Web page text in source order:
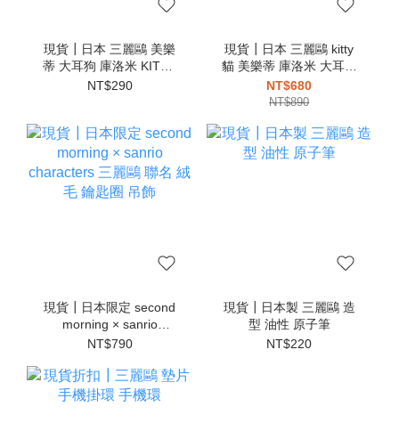
現貨┃日本 三麗鷗 美樂
蒂 大耳狗 庫洛米 KITTY
帕恰狗 伸縮 鑰匙圈
NT$290
現貨┃日本 三麗鷗 kitty
貓 美樂蒂 庫洛米 大耳狗
計算機
NT$680
NT$890
現貨┃日本限定 second
morning × sanrio
characters 三麗鷗 聯名
NT$790
現貨┃日本製 三麗鷗 造
型 油性 原子筆
NT$220